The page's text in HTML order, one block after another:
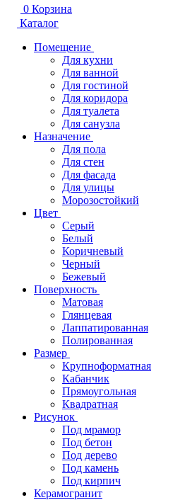
0 Корзина
Каталог
Помещение
Для кухни
Для ванной
Для гостиной
Для коридора
Для туалета
Для санузла
Назначение
Для пола
Для стен
Для фасада
Для улицы
Морозостойкий
Цвет
Серый
Белый
Коричневый
Черный
Бежевый
Поверхность
Матовая
Глянцевая
Лаппатированная
Полированная
Размер
Крупноформатная
Кабанчик
Прямоугольная
Квадратная
Рисунок
Под мрамор
Под бетон
Под дерево
Под камень
Под кирпич
Керамогранит